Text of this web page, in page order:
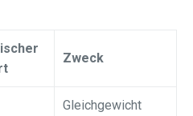
Zweck
Gleichgewicht